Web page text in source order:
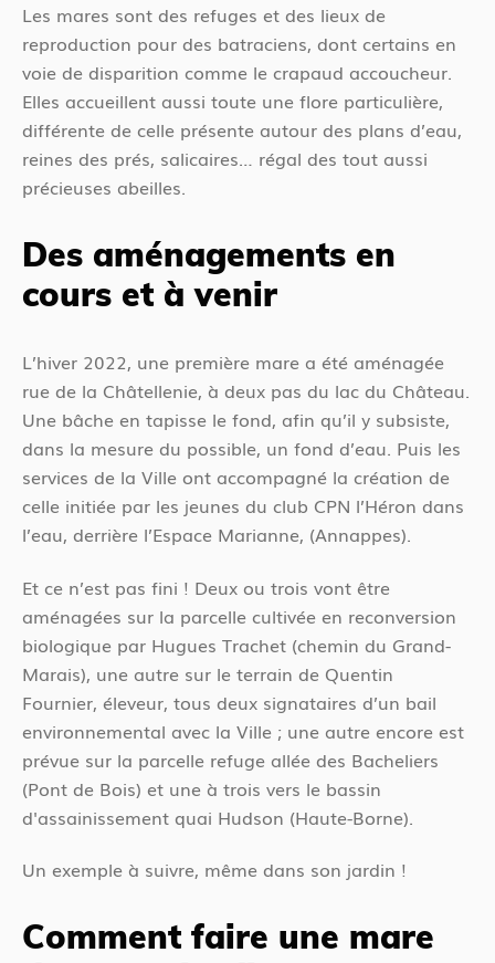
Les mares sont des refuges et des lieux de
reproduction pour des batraciens, dont certains en
voie de disparition comme le crapaud accoucheur.
Elles accueillent aussi toute une flore particulière,
différente de celle présente autour des plans d’eau,
reines des prés, salicaires… régal des tout aussi
précieuses abeilles.
Des aménagements en
cours et à venir
L’hiver 2022, une première mare a été aménagée
rue de la Châtellenie, à deux pas du lac du Château.
Une bâche en tapisse le fond, afin qu’il y subsiste,
dans la mesure du possible, un fond d’eau. Puis les
services de la Ville ont accompagné la création de
celle initiée par les jeunes du club CPN l’Héron dans
l’eau, derrière l’Espace Marianne, (Annappes).
Et ce n’est pas fini ! Deux ou trois vont être
aménagées sur la parcelle cultivée en reconversion
biologique par Hugues Trachet (chemin du Grand-
Marais), une autre sur le terrain de Quentin
Fournier, éleveur, tous deux signataires d’un bail
environnemental avec la Ville ; une autre encore est
prévue sur la parcelle refuge allée des Bacheliers
(Pont de Bois) et une à trois vers le bassin
d'assainissement quai Hudson (Haute-Borne).
Un exemple à suivre, même dans son jardin !
Comment faire une mare